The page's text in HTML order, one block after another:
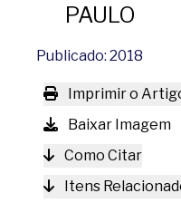
PAULO
Publicado: 2018
Imprimir o
Baixar Imagem
Como Citar
Itens